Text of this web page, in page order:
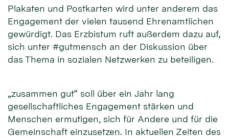
Plakaten und Postkarten wird unter anderem das
Engagement der vielen tausend Ehrenamtlichen
gewürdigt. Das Erzbistum ruft außerdem dazu auf,
sich unter #gutmensch an der Diskussion über
das Thema in sozialen Netzwerken zu beteiligen.
„zusammen gut“ soll über ein Jahr lang
gesellschaftliches Engagement stärken und
Menschen ermutigen, sich für Andere und für die
Gemeinschaft einzusetzen. In aktuellen Zeiten des